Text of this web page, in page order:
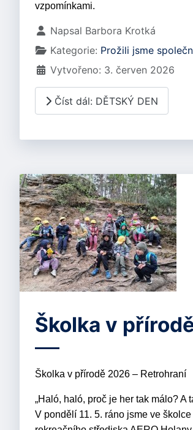
vzpomínkami.
Základní údaje
Napsal Barbora Krotká
Kategorie: Prožili jsme
Vytvořeno: 3. červen 2026
Číst dál: DĚTSKÝ DEN
Školka v
Školka v přírodě 2026 – Retrohraní
„Haló, haló, proč je her tak málo? A
V pondělí 11. 5. ráno jsme ve